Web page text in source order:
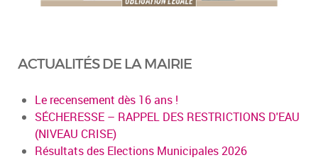
ACTUALITÉS DE LA MAIRIE
Le recensement dès 16 ans !
SÉCHERESSE – RAPPEL DES RESTRICTIONS D'EAU
(NIVEAU CRISE)
Résultats des Elections Municipales 2026